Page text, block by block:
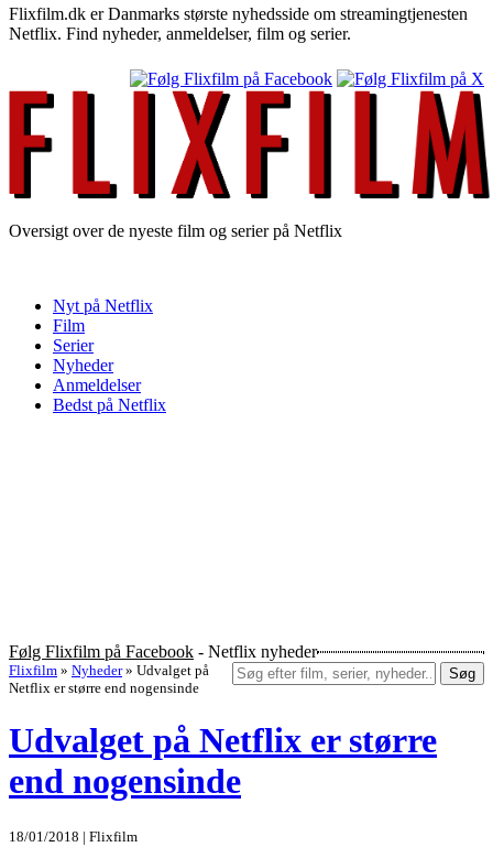
Flixfilm.dk er Danmarks største nyhedsside om streamingtjenesten
Netflix. Find nyheder, anmeldelser, film og serier.
Oversigt over de nyeste film og serier på Netflix
Nyt på Netflix
Film
Serier
Nyheder
Anmeldelser
Bedst på Netflix
Følg Flixfilm på Facebook - Netflix nyheder
Søg
Flixfilm » Nyheder » Udvalget på
Netflix er større end nogensinde
Udvalget på Netflix er større
end nogensinde
18/01/2018 | Flixfilm